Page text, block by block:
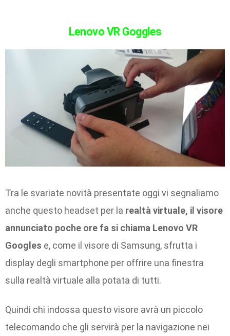
Lenovo VR Goggles
Tra le svariate novità presentate oggi vi segnaliamo
anche questo headset per la realtà virtuale, il visore
annunciato poche ore fa si chiama Lenovo VR
Googles e, come il visore di Samsung, sfrutta i
display degli smartphone per offrire una finestra
sulla realtà virtuale alla potata di tutti.
Quindi chi indossa questo visore avrà un piccolo
telecomando che gli servirà per la navigazione nei